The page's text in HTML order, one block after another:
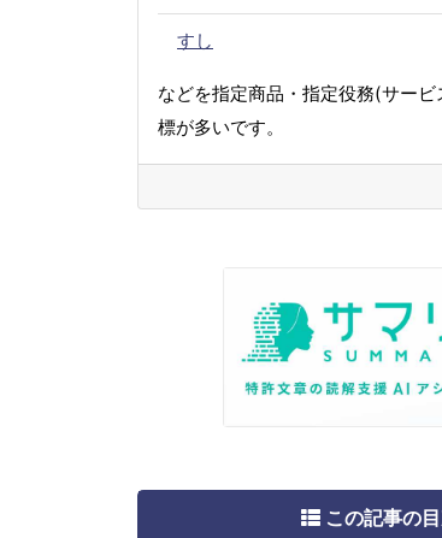
すし
などを指定商品・指定役務(サー
標が多いです。
この記事の